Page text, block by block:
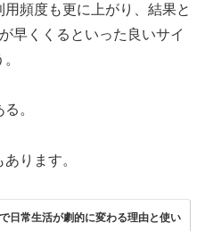
頻度も更に上がり、結果と
早くくるといった良いサイ
。
ります。
日常生活が劇的に変わる理由と使い